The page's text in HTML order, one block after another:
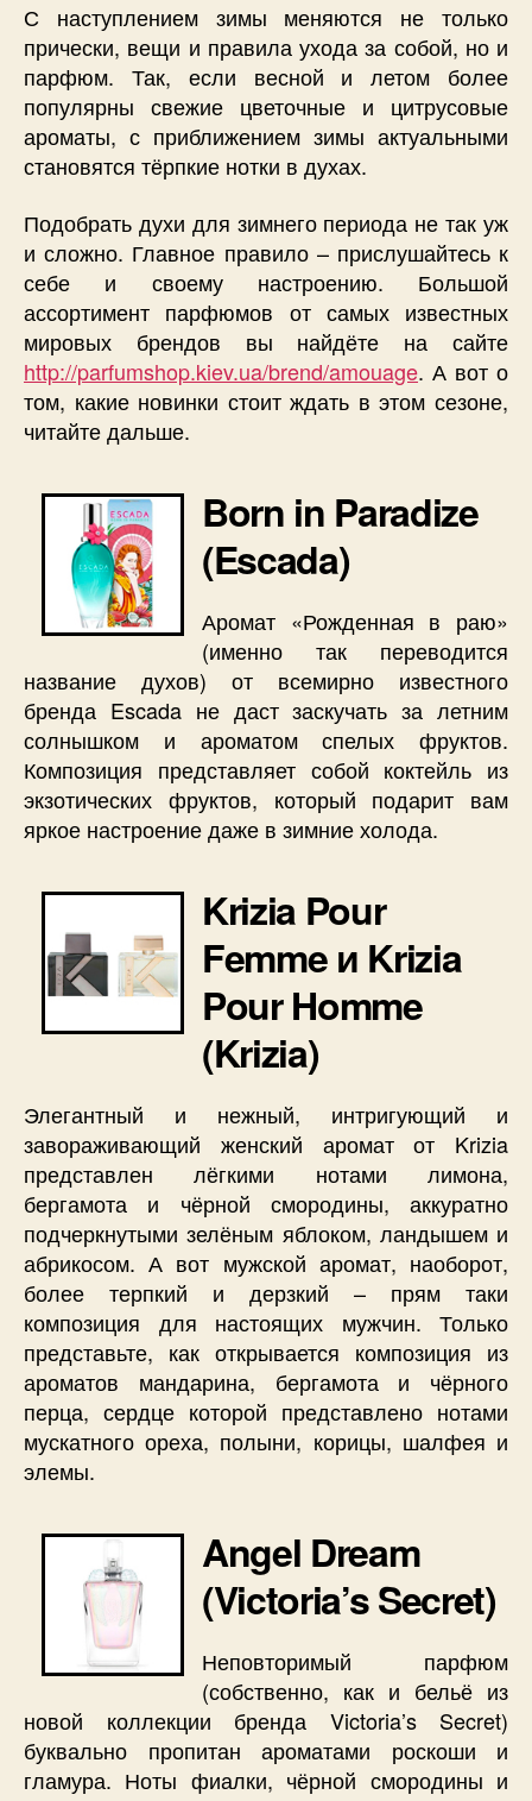
С наступлением зимы меняются не только
прически, вещи и правила ухода за собой, но и
парфюм. Так, если весной и летом более
популярны свежие цветочные и цитрусовые
ароматы, с приближением зимы актуальными
становятся тёрпкие нотки в духах.
Подобрать духи для зимнего периода не так уж
и сложно. Главное правило – прислушайтесь к
себе и своему настроению. Большой
ассортимент парфюмов от самых известных
мировых брендов вы найдёте на сайте
http://parfumshop.kiev.ua/brend/amouage. А вот о
том, какие новинки стоит ждать в этом сезоне,
читайте дальше.
Born in Paradize
(Escada)
Аромат «Рожденная в раю»
(именно так переводится
название духов) от всемирно известного
бренда Escada не даст заскучать за летним
солнышком и ароматом спелых фруктов.
Композиция представляет собой коктейль из
экзотических фруктов, который подарит вам
яркое настроение даже в зимние холода.
Krizia Pour
Femme и Krizia
Pour Homme
(Krizia)
Элегантный и нежный, интригующий и
завораживающий женский аромат от Krizia
представлен лёгкими нотами лимона,
бергамота и чёрной смородины, аккуратно
подчеркнутыми зелёным яблоком, ландышем и
абрикосом. А вот мужской аромат, наоборот,
более терпкий и дерзкий – прям таки
композиция для настоящих мужчин. Только
представьте, как открывается композиция из
ароматов мандарина, бергамота и чёрного
перца, сердце которой представлено нотами
мускатного ореха, полыни, корицы, шалфея и
элемы.
Angel Dream
(Victoria’s Secret)
Неповторимый парфюм
(собственно, как и бельё из
новой коллекции бренда Victoria’s Secret)
буквально пропитан ароматами роскоши и
гламура. Ноты фиалки, чёрной смородины и